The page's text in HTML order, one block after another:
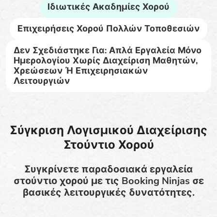
Ιδιωτικές Ακαδημίες Χορού
Επιχειρήσεις Χορού Πολλών Τοποθεσιών
Δεν Σχεδιάστηκε Για: Απλά Εργαλεία Μόνο
Ημερολογίου Χωρίς Διαχείριση Μαθητών,
Χρεώσεων Ή Επιχειρησιακών
Λειτουργιών
Σύγκριση Λογισμικού Διαχείρισης
Στούντιο Χορού
Συγκρίνετε παραδοσιακά εργαλεία
στούντιο χορού με τις Booking Ninjas σε
βασικές λειτουργικές δυνατότητες.